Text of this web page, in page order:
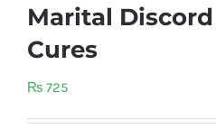
Marital
Cures
₨ 725